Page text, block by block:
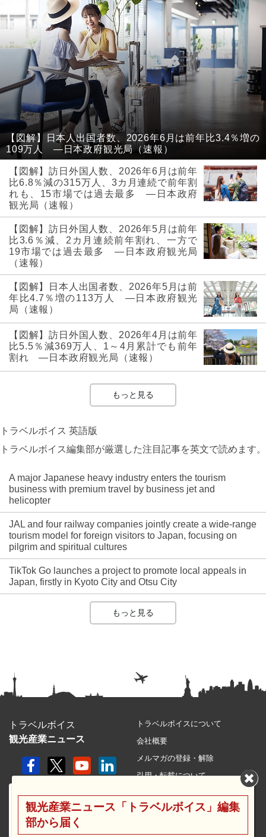
【図解】日本人出国者数、2026年6月は前年比3.4％増の
109万人 ―日本政府観光局（速報）
【図解】訪日外国人数、2026年6月は前年
比6.8％減の315万人、3カ月連続で前年割
れも、15市場では過去最多 ―日本政府
観光局（速報）
【図解】訪日外国人数、2026年5月は前年
比3.6％減、2カ月連続前年割れ、一方で
19市場では過去最多 ―日本政府観光局
（速報）
【図解】日本人出国者数、2026年5月は前
年比4.7％増の113万人 ―日本政府観光
局（速報）
【図解】訪日外国人数、2026年4月は前年
比5.5％減369万人、1～4月累計でも前年
割れ ―日本政府観光局（速報）
もっと見る
トラベルボイス 英語版
トラベルボイス編集部が厳選した注目記事を英文で読めます。
A major Japanese heavy industry enters the tourism
business with premium travel by business jet and
helicopter
JAL and four railway companies jointly create a wide-range
tourism model for foreign visitors to Japan, focusing on
pilgrim and spiritual cultures
TikTok Go launches a project to promote local appeals in
Japan, firstly in Kyoto City and Otsu City
もっと見る
トラベルボイス
観光産業ニュース
トラベルボイスについて
会社概要
メルマガの登録・解除
引用・転載について
利用規約
観光産業ニュース「トラベルボイス」編集
部から届く